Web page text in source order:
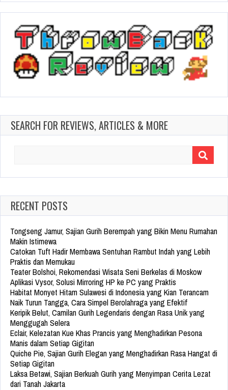
SEARCH FOR REVIEWS, ARTICLES & MORE
RECENT POSTS
Tongseng Jamur, Sajian Gurih Berempah yang Bikin Menu Rumahan
Makin Istimewa
Catokan Tuft Hadir Membawa Sentuhan Rambut Indah yang Lebih
Praktis dan Memukau
Teater Bolshoi, Rekomendasi Wisata Seni Berkelas di Moskow
Aplikasi Vysor, Solusi Mirroring HP ke PC yang Praktis
Habitat Monyet Hitam Sulawesi di Indonesia yang Kian Terancam
Naik Turun Tangga, Cara Simpel Berolahraga yang Efektif
Keripik Belut, Camilan Gurih Legendaris dengan Rasa Unik yang
Menggugah Selera
Eclair, Kelezatan Kue Khas Prancis yang Menghadirkan Pesona
Manis dalam Setiap Gigitan
Quiche Pie, Sajian Gurih Elegan yang Menghadirkan Rasa Hangat di
Setiap Gigitan
Laksa Betawi, Sajian Berkuah Gurih yang Menyimpan Cerita Lezat
dari Tanah Jakarta